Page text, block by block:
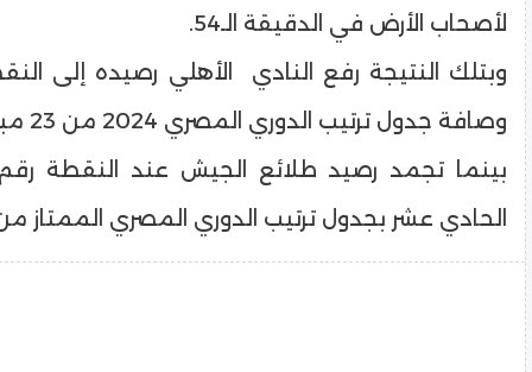
لأصحاب الأرض في الدقيقة الـ54.
وصافة جدول ترتيب الدوري المصري 2024 من 23 مباراة.
الحادي عشر بجدول ترتيب الدوري المصري الممتاز من 29